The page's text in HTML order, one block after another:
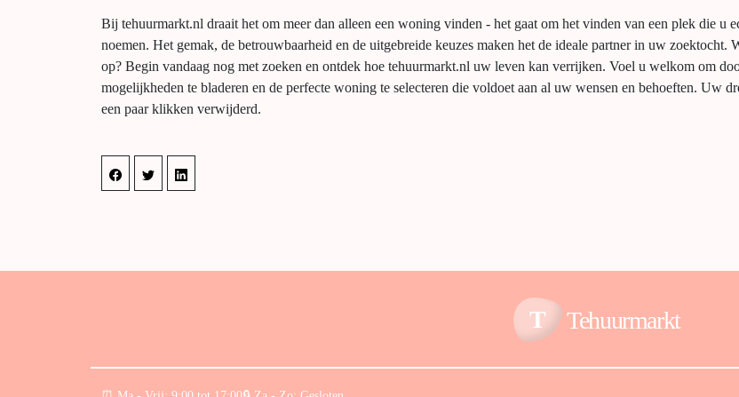
Bij tehuurmarkt.nl draait het om meer dan alleen een woning vinden - het gaat om het vinden van een plek die u
noemen. Het gemak, de betrouwbaarheid en de uitgebreide keuzes maken het de ideale partner in uw zoektocht.
op? Begin vandaag nog met zoeken en ontdek hoe tehuurmarkt.nl uw leven kan verrijken. Voel u welkom om
mogelijkheden te bladeren en de perfecte woning te selecteren die voldoet aan al uw wensen en behoeften. Uw
een paar klikken verwijderd.
T Tehuurmarkt